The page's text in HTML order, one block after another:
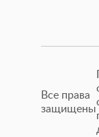
Все права
защищены